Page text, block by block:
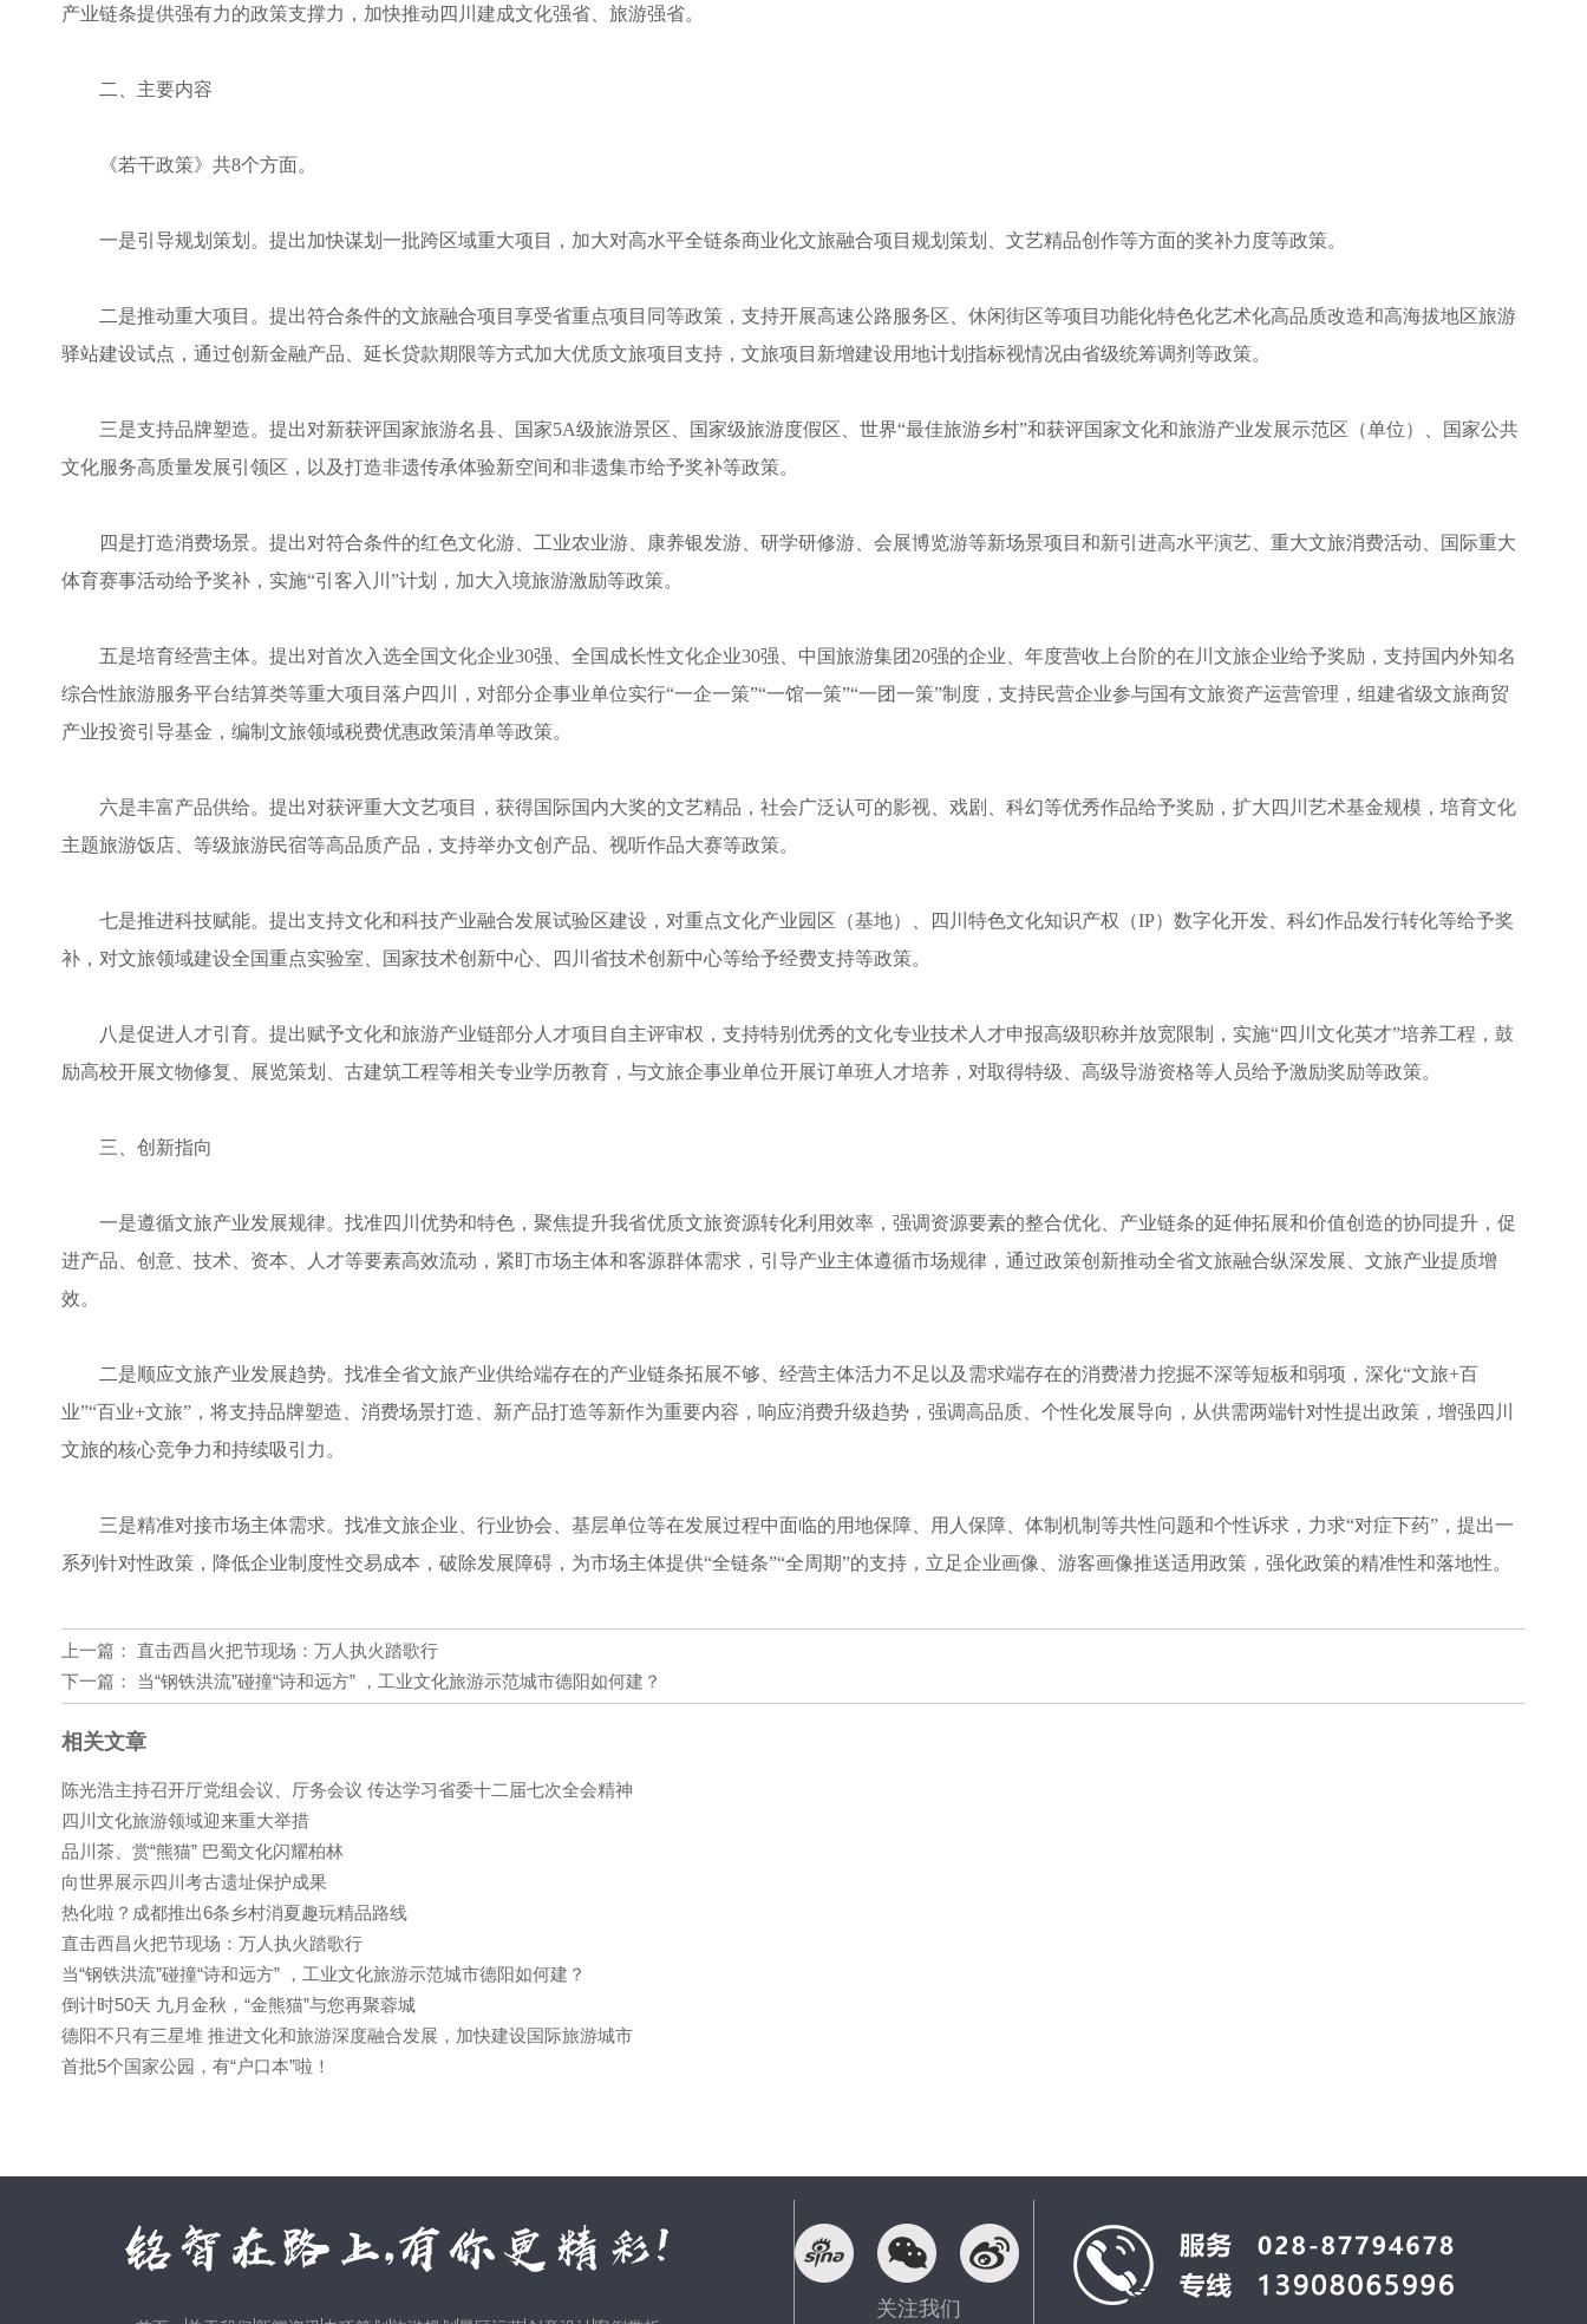
产业链条提供强有力的政策支撑力，加快推动四川建成文化强省、旅游强省。
二、主要内容
《若干政策》共8个方面。
一是引导规划策划。提出加快谋划一批跨区域重大项目，加大对高水平全链条商业化文旅融合项目规划策划、文艺精品创作等方面的奖补力度等政策。
二是推动重大项目。提出符合条件的文旅融合项目享受省重点项目同等政策，支持开展高速公路服务区、休闲街区等项目功能化特色化艺术化高品质改造和高海拔地区旅游
驿站建设试点，通过创新金融产品、延长贷款期限等方式加大优质文旅项目支持，文旅项目新增建设用地计划指标视情况由省级统筹调剂等政策。
三是支持品牌塑造。提出对新获评国家旅游名县、国家5A级旅游景区、国家级旅游度假区、世界“最佳旅游乡村”和获评国家文化和旅游产业发展示范区（单位）、国家公共
文化服务高质量发展引领区，以及打造非遗传承体验新空间和非遗集市给予奖补等政策。
四是打造消费场景。提出对符合条件的红色文化游、工业农业游、康养银发游、研学研修游、会展博览游等新场景项目和新引进高水平演艺、重大文旅消费活动、国际重大
体育赛事活动给予奖补，实施“引客入川”计划，加大入境旅游激励等政策。
五是培育经营主体。提出对首次入选全国文化企业30强、全国成长性文化企业30强、中国旅游集团20强的企业、年度营收上台阶的在川文旅企业给予奖励，支持国内外知名
综合性旅游服务平台结算类等重大项目落户四川，对部分企事业单位实行“一企一策”“一馆一策”“一团一策”制度，支持民营企业参与国有文旅资产运营管理，组建省级文旅商贸
产业投资引导基金，编制文旅领域税费优惠政策清单等政策。
六是丰富产品供给。提出对获评重大文艺项目，获得国际国内大奖的文艺精品，社会广泛认可的影视、戏剧、科幻等优秀作品给予奖励，扩大四川艺术基金规模，培育文化
主题旅游饭店、等级旅游民宿等高品质产品，支持举办文创产品、视听作品大赛等政策。
七是推进科技赋能。提出支持文化和科技产业融合发展试验区建设，对重点文化产业园区（基地）、四川特色文化知识产权（IP）数字化开发、科幻作品发行转化等给予奖
补，对文旅领域建设全国重点实验室、国家技术创新中心、四川省技术创新中心等给予经费支持等政策。
八是促进人才引育。提出赋予文化和旅游产业链部分人才项目自主评审权，支持特别优秀的文化专业技术人才申报高级职称并放宽限制，实施“四川文化英才”培养工程，鼓
励高校开展文物修复、展览策划、古建筑工程等相关专业学历教育，与文旅企事业单位开展订单班人才培养，对取得特级、高级导游资格等人员给予激励奖励等政策。
三、创新指向
一是遵循文旅产业发展规律。找准四川优势和特色，聚焦提升我省优质文旅资源转化利用效率，强调资源要素的整合优化、产业链条的延伸拓展和价值创造的协同提升，促
进产品、创意、技术、资本、人才等要素高效流动，紧盯市场主体和客源群体需求，引导产业主体遵循市场规律，通过政策创新推动全省文旅融合纵深发展、文旅产业提质增
效。
二是顺应文旅产业发展趋势。找准全省文旅产业供给端存在的产业链条拓展不够、经营主体活力不足以及需求端存在的消费潜力挖掘不深等短板和弱项，深化“文旅+百
业”“百业+文旅”，将支持品牌塑造、消费场景打造、新产品打造等新作为重要内容，响应消费升级趋势，强调高品质、个性化发展导向，从供需两端针对性提出政策，增强四川
文旅的核心竞争力和持续吸引力。
三是精准对接市场主体需求。找准文旅企业、行业协会、基层单位等在发展过程中面临的用地保障、用人保障、体制机制等共性问题和个性诉求，力求“对症下药”，提出一
系列针对性政策，降低企业制度性交易成本，破除发展障碍，为市场主体提供“全链条”“全周期”的支持，立足企业画像、游客画像推送适用政策，强化政策的精准性和落地性。
上一篇： 直击西昌火把节现场：万人执火踏歌行
下一篇： 当“钢铁洪流”碰撞“诗和远方” ，工业文化旅游示范城市德阳如何建？
相关文章
陈光浩主持召开厅党组会议、厅务会议 传达学习省委十二届七次全会精神
四川文化旅游领域迎来重大举措
品川茶、赏“熊猫” 巴蜀文化闪耀柏林
向世界展示四川考古遗址保护成果
热化啦？成都推出6条乡村消夏趣玩精品路线
直击西昌火把节现场：万人执火踏歌行
当“钢铁洪流”碰撞“诗和远方” ，工业文化旅游示范城市德阳如何建？
倒计时50天 九月金秋，“金熊猫”与您再聚蓉城
德阳不只有三星堆 推进文化和旅游深度融合发展，加快建设国际旅游城市
首批5个国家公园，有“户口本”啦！
关注我们